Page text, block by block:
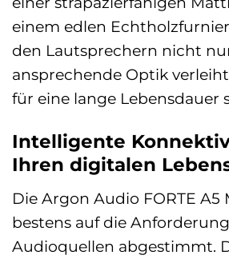
einem edlen
den Lautsprechern nicht
ansprechende Optik
für eine lange Lebensdauer
Intelligente
Ihren digitalen
Die Argon Audio FORTE A5
bestens auf die
Audioquellen abgestimmt.